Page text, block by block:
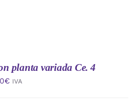
planta variada Ce. 4
€ IVA